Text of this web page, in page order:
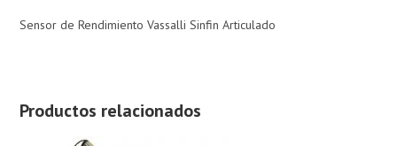
Sensor de Rendimiento Vassalli Sinfin Articulado
Productos relacionados